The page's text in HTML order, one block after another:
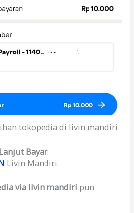
tokopedia di livin mandiri
Lanjut Bayar.
Livin Mandiri.
via livin mandiri pun